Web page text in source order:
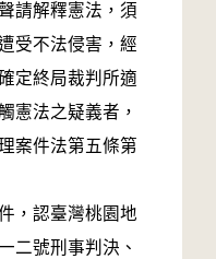
請解釋憲法，須
受不法侵害，經
定終局裁判所適
憲法之疑義者，
案件法第五條第
，認臺灣桃園地
二號刑事判決、